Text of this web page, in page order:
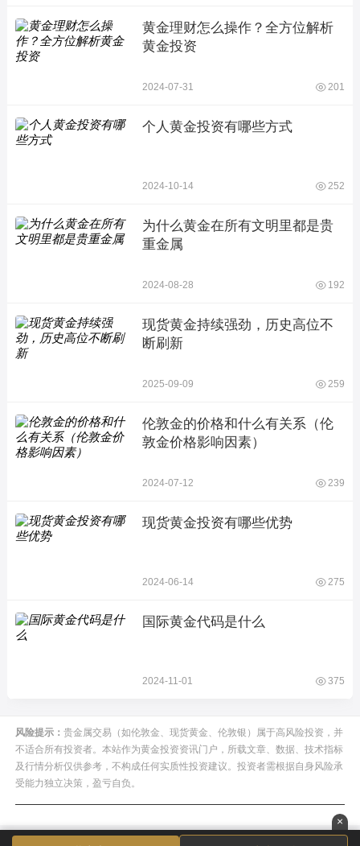
黄金理财怎么操作？全方位解析
黄金投资
2024-07-31 201
个人黄金投资有哪些方式
2024-10-14 252
为什么黄金在所有文明里都是贵
重金属
2024-08-28 192
现货黄金持续强劲，历史高位不
断刷新
2025-09-09 259
伦敦金的价格和什么有关系（伦
敦金价格影响因素）
2024-07-12 239
现货黄金投资有哪些优势
2024-06-14 275
国际黄金代码是什么
2024-11-01 375
风险提示： 贵金属交易（如伦敦金、现货黄金、伦敦银）属于高风险投资，并
不适合所有投资者。本站作为黄金投资资讯门户，所载文章、数据、技术指标
及行情分析仅供参考，不构成任何实质性投资建议。投资者需根据自身风险承
受能力独立决策，盈亏自负。
×